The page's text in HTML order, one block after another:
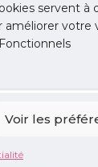
servent à
votre
Voir les